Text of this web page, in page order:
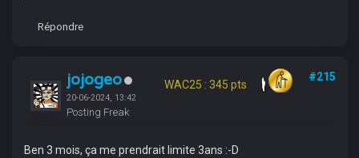
Répondre
jojogeo
20-06-2024, 13:42
Posting Freak
WAC25 : 345 pts
#215
Ben 3 mois, ça me prendrait limite 3ans :-D